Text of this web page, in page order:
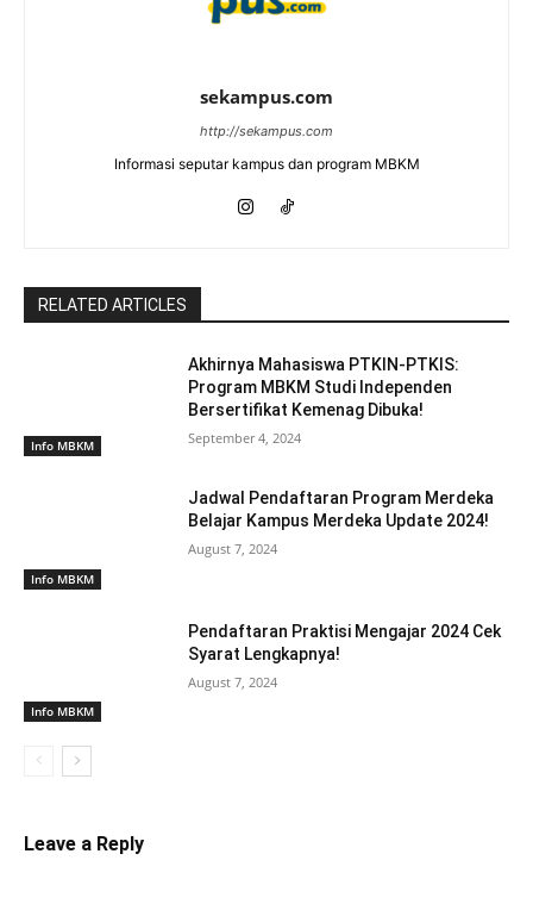
sekampus.com
http://sekampus.com
Informasi seputar kampus dan program MBKM
RELATED ARTICLES
Info MBKM
Akhirnya Mahasiswa PTKIN-PTKIS:
Program MBKM Studi Independen
Bersertifikat Kemenag Dibuka!
September 4, 2024
Info MBKM
Jadwal Pendaftaran Program Merdeka
Belajar Kampus Merdeka Update 2024!
August 7, 2024
Info MBKM
Pendaftaran Praktisi Mengajar 2024 Cek
Syarat Lengkapnya!
August 7, 2024
Leave a Reply